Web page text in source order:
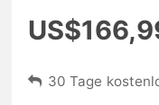
30 Tage